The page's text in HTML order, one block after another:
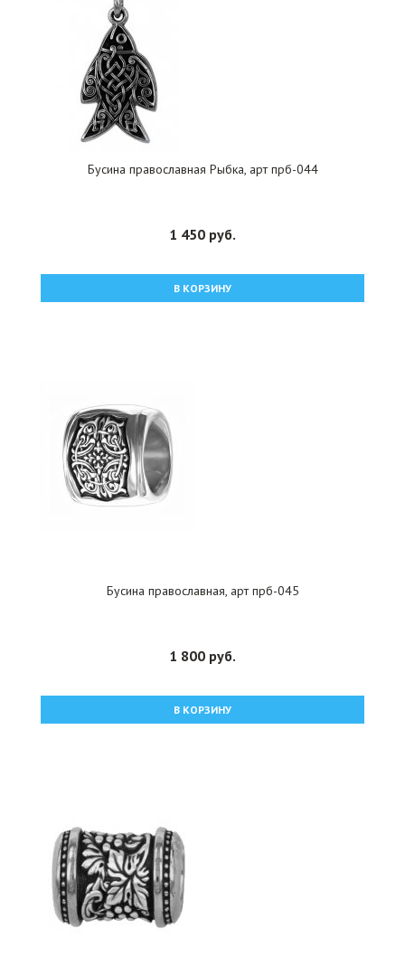
Бусина православная Рыбка, арт прб-044
1 450 руб.
В КОРЗИНУ
Бусина православная, арт прб-045
1 800 руб.
В КОРЗИНУ